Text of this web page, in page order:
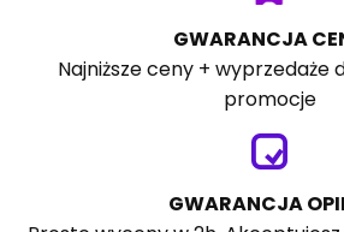
GWARANCJA
Najniższe ceny + wyprzedaże
promocje
GWARANCJA